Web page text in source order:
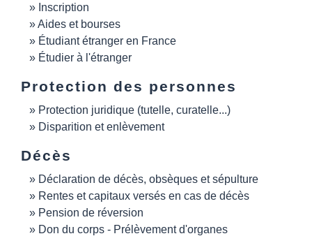
Inscription
Aides et bourses
Étudiant étranger en France
Étudier à l'étranger
Protection des personnes
Protection juridique (tutelle, curatelle...)
Disparition et enlèvement
Décès
Déclaration de décès, obsèques et sépulture
Rentes et capitaux versés en cas de décès
Pension de réversion
Don du corps - Prélèvement d'organes